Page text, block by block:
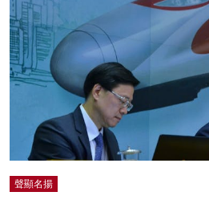
聲顯名揚